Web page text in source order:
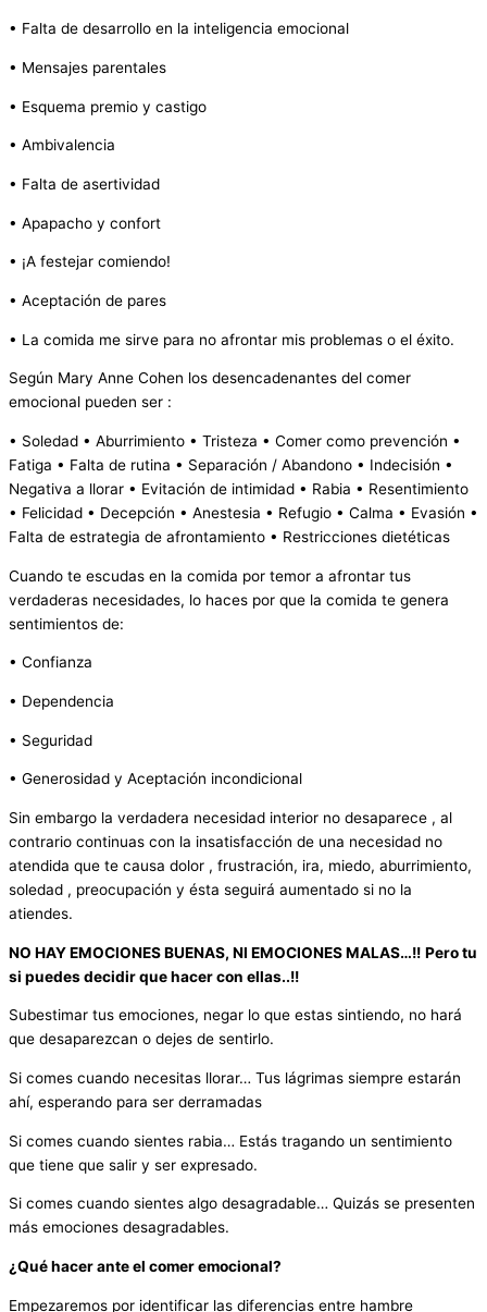
• Falta de desarrollo en la inteligencia emocional
• Mensajes parentales
• Esquema premio y castigo
• Ambivalencia
• Falta de asertividad
• Apapacho y confort
• ¡A festejar comiendo!
• Aceptación de pares
• La comida me sirve para no afrontar mis problemas o el éxito.
Según Mary Anne Cohen los desencadenantes del comer
emocional pueden ser :
• Soledad • Aburrimiento • Tristeza • Comer como prevención •
Fatiga • Falta de rutina • Separación / Abandono • Indecisión •
Negativa a llorar • Evitación de intimidad • Rabia • Resentimiento
• Felicidad • Decepción • Anestesia • Refugio • Calma • Evasión •
Falta de estrategia de afrontamiento • Restricciones dietéticas
Cuando te escudas en la comida por temor a afrontar tus
verdaderas necesidades, lo haces por que la comida te genera
sentimientos de:
• Confianza
• Dependencia
• Seguridad
• Generosidad y Aceptación incondicional
Sin embargo la verdadera necesidad interior no desaparece , al
contrario continuas con la insatisfacción de una necesidad no
atendida que te causa dolor , frustración, ira, miedo, aburrimiento,
soledad , preocupación y ésta seguirá aumentado si no la
atiendes.
NO HAY EMOCIONES BUENAS, NI EMOCIONES MALAS…!! Pero tu
si puedes decidir que hacer con ellas..!!
Subestimar tus emociones, negar lo que estas sintiendo, no hará
que desaparezcan o dejes de sentirlo.
Si comes cuando necesitas llorar… Tus lágrimas siempre estarán
ahí, esperando para ser derramadas
Si comes cuando sientes rabia… Estás tragando un sentimiento
que tiene que salir y ser expresado.
Si comes cuando sientes algo desagradable… Quizás se presenten
más emociones desagradables.
¿Qué hacer ante el comer emocional?
Empezaremos por identificar las diferencias entre hambre